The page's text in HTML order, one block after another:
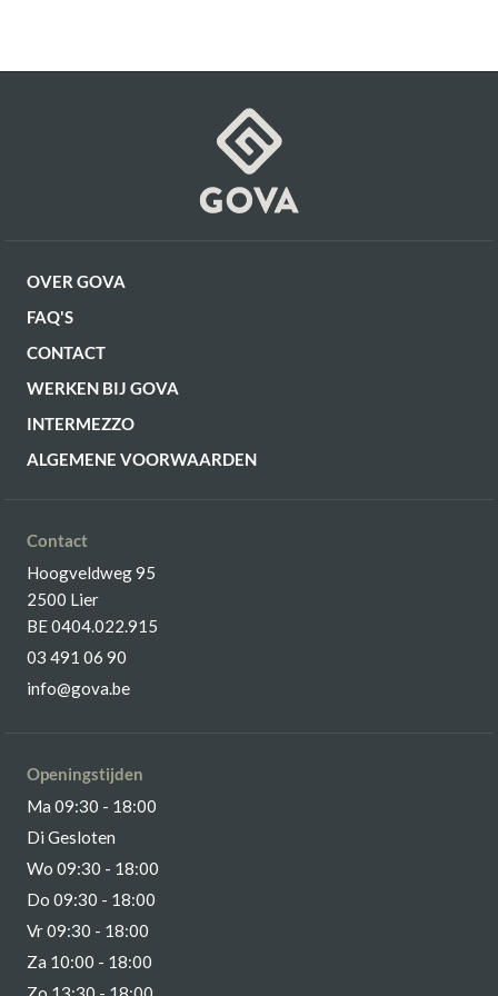
OVER GOVA
FAQ'S
CONTACT
WERKEN BIJ GOVA
INTERMEZZO
ALGEMENE VOORWAARDEN
Contact
Hoogveldweg 95
2500 Lier
BE 0404.022.915
03 491 06 90
info@gova.be
Openingstijden
Ma 09:30 - 18:00
Di Gesloten
Wo 09:30 - 18:00
Do 09:30 - 18:00
Vr 09:30 - 18:00
Za 10:00 - 18:00